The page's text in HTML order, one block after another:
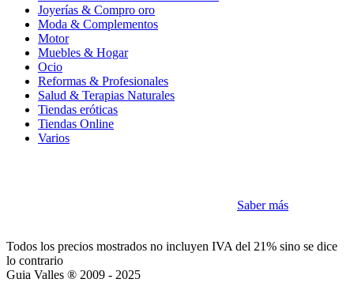
Joyerías & Compro oro
Moda & Complementos
Motor
Muebles & Hogar
Ocio
Reformas & Profesionales
Salud & Terapias Naturales
Tiendas eróticas
Tiendas Online
Varios
Saber más
Todos los precios mostrados no incluyen IVA del 21% sino se dice
lo contrario
Guia Valles ® 2009 - 2025